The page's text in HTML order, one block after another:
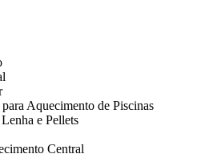
Aquecimento de Piscinas
e Pellets
Central